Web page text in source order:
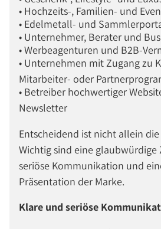
• Hochzeits-, Familien- und
• Edelmetall- und
• Unternehmer, Berater und
• Werbeagenturen und B2B-
• Unternehmen mit Zugang zu
Mitarbeiter- oder
• Betreiber hochwertiger
Newsletter
Entscheidend ist nicht allein
Wichtig sind eine glaubwürdige
seriöse Kommunikation und
Präsentation der Marke.
Klare und seriöse